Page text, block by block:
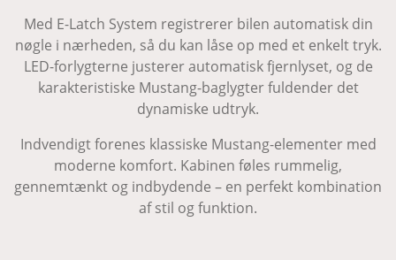
Med E-Latch System registrerer bilen automatisk din
nøgle i nærheden, så du kan låse op med et enkelt tryk.
LED-forlygterne justerer automatisk fjernlyset, og de
karakteristiske Mustang-baglygter fuldender det
dynamiske udtryk.
Indvendigt forenes klassiske Mustang-elementer med
moderne komfort. Kabinen føles rummelig,
gennemtænkt og indbydende – en perfekt kombination
af stil og funktion.